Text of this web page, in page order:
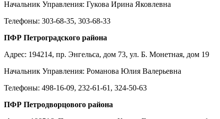
Начальник Управления: Гукова Ирина Яковлевна
Телефоны: 303-68-35, 303-68-33
ПФР Петроградского района
Адрес: 194214, пр. Энгельса, дом 73, ул. Б. Монетная, дом 19
Начальник Управления: Романова Юлия Валерьевна
Телефоны: 498-16-09, 232-61-61, 324-50-63
ПФР Петродворцового района